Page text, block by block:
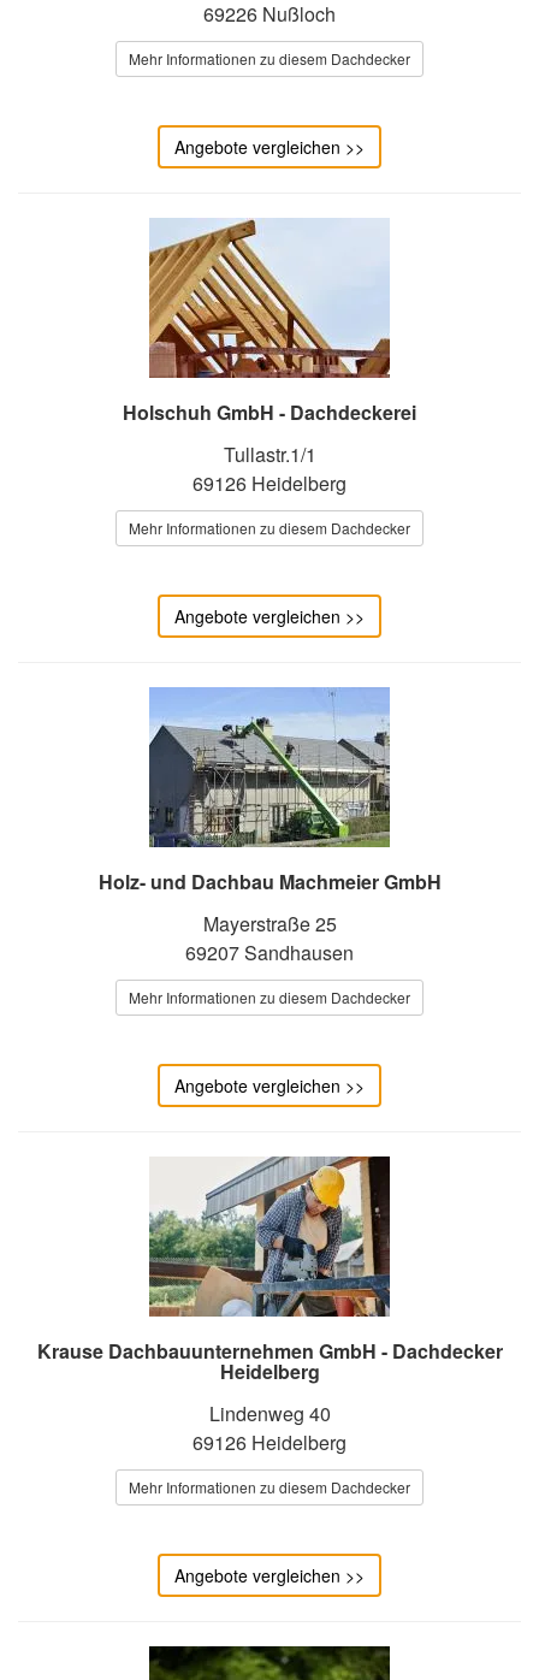
69226 Nußloch
Mehr Informationen zu diesem Dachdecker
Angebote vergleichen >>
Holschuh GmbH - Dachdeckerei
Tullastr.1/1
69126 Heidelberg
Mehr Informationen zu diesem Dachdecker
Angebote vergleichen >>
Holz- und Dachbau Machmeier GmbH
Mayerstraße 25
69207 Sandhausen
Mehr Informationen zu diesem Dachdecker
Angebote vergleichen >>
Krause Dachbauunternehmen GmbH - Dachdecker
Heidelberg
Lindenweg 40
69126 Heidelberg
Mehr Informationen zu diesem Dachdecker
Angebote vergleichen >>